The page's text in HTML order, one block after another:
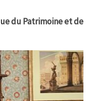
du Patrimoine et de